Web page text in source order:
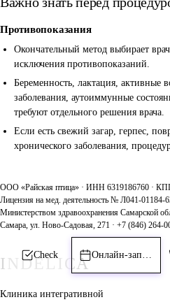
Противопоказания
Окончательный метод выбирает
исключения противопоказаний.
Беременность, лактация, активные
заболевания, аутоиммунные
требуют отдельного решения врача.
Если есть свежий загар, герпес,
хронического заболевания,
ООО «Райская птица» · ИНН 6319186760 ·
Лицензия на мед. деятельность № Л041-01184-
Министерством здравоохранения Самарской
Самара, ул. Ново-Садовая, 271 · +7 (846) 264-
Check Онлайн-запись
INDELICA
Клиника интегративной